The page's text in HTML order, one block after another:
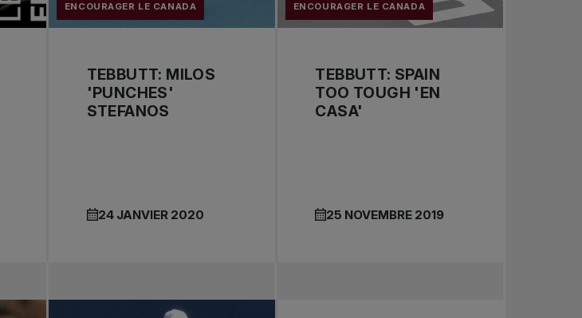
ENCOURAGER LE CANADA
TEBBUTT: MILOS
'PUNCHES'
STEFANOS
24 JANVIER 2020
ENCOURAGER LE CANADA
TEBBUTT: SPAIN
TOO TOUGH 'EN
CASA'
25 NOVEMBRE 2019